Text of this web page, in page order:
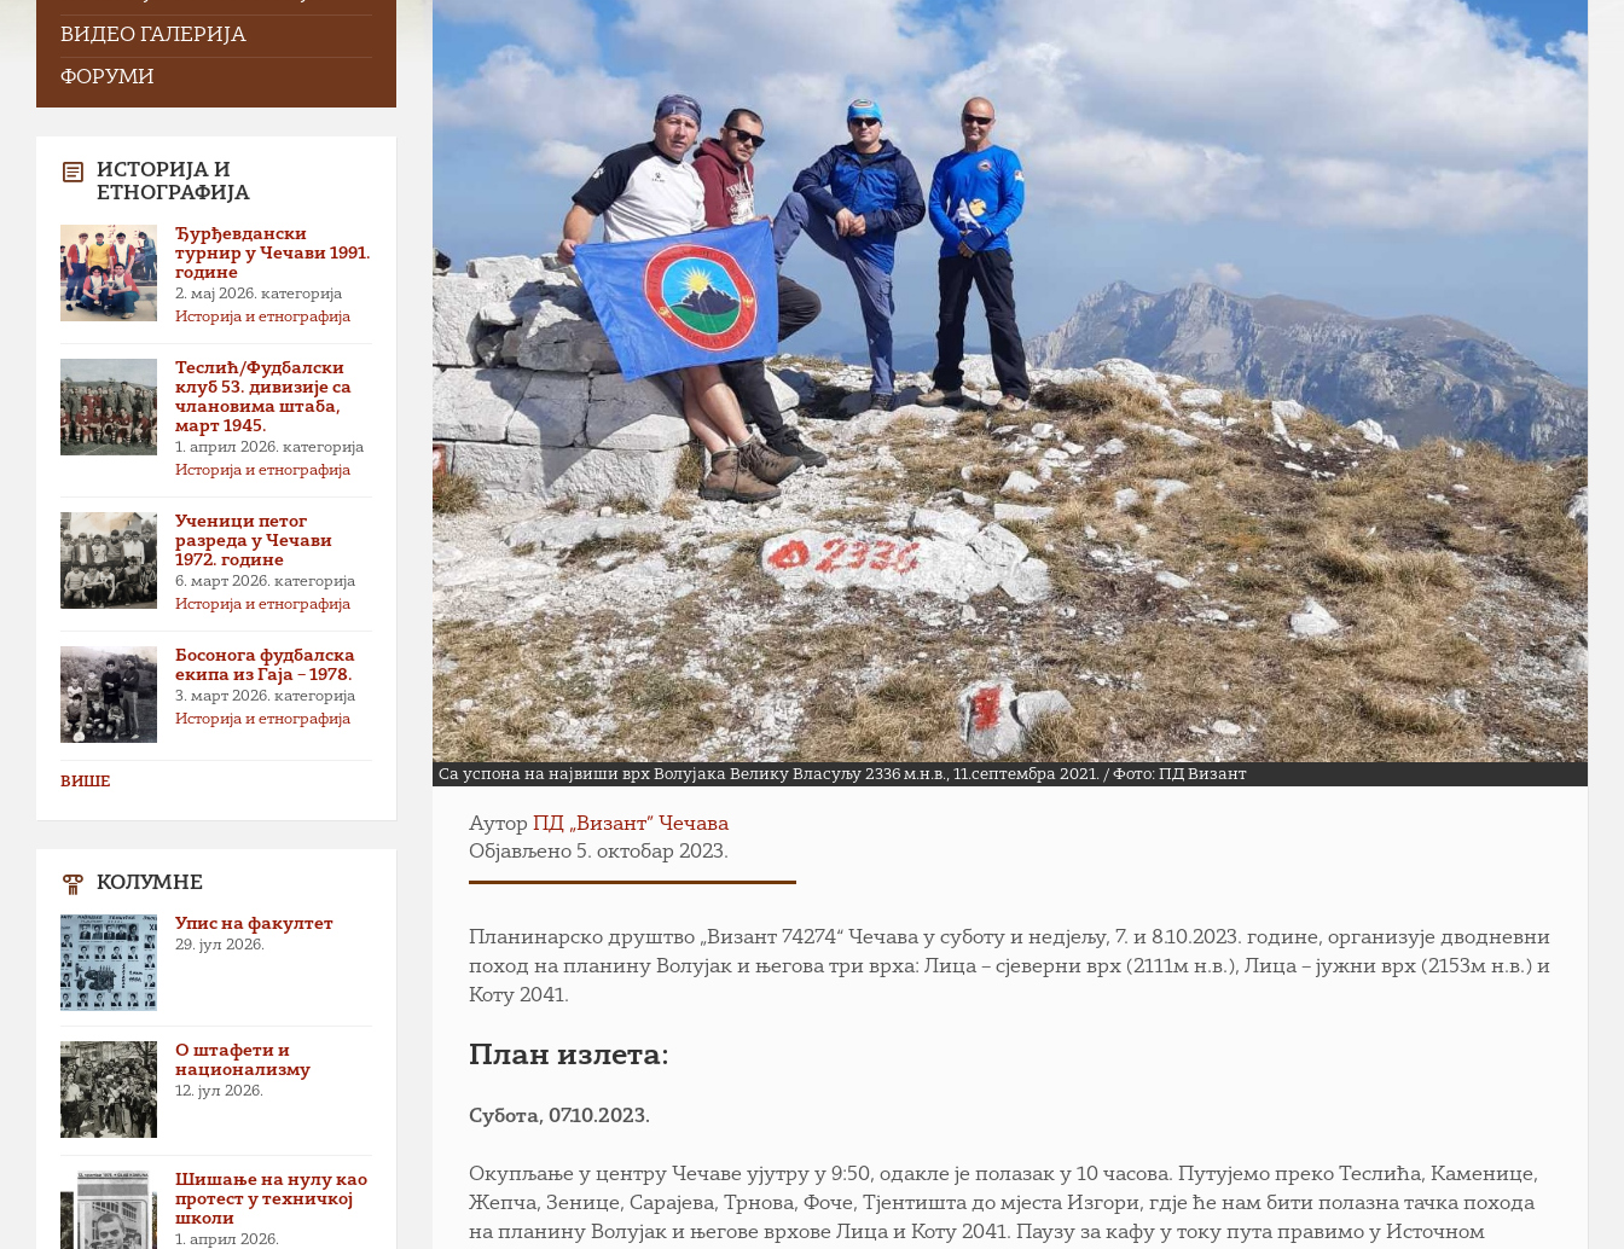
Са успона на највиши врх Волујака Велику Власуљу 2336 м.н.в., 11.септембра 2021. / Фото: ПД Визант
АуторПД „Визант” Чечава
Објављено 5. октобар 2023.
Планинарско друштво „Визант 74274“ Чечава у суботу и недјељу, 7. и 8.10.2023. године, организује дводневни
поход на планину Волујак и његова три врха: Лица – сјеверни врх (2111м н.в.), Лица – јужни врх (2153м н.в.) и
Коту 2041.
План излета:
Субота, 07.10.2023.
Окупљање у центру Чечаве ујутру у 9:50, одакле је полазак у 10 часова. Путујемо преко Теслића, Каменице,
Жепча, Зенице, Сарајева, Трнова, Фоче, Тјентишта до мјеста Изгори, гдје ће нам бити полазна тачка похода
на планину Волујак и његове врхове Лица и Коту 2041. Паузу за кафу у току пута правимо у Источном
ВИДЕО ГАЛЕРИЈА
ФОРУМИ
ИСТОРИЈА И
ЕТНОГРАФИЈА
Ђурђевдански
турнир у Чечави 1991.
године
2. мај 2026. категорија
Историја и етнографија
Теслић/Фудбалски
клуб 53. дивизије са
члановима штаба,
март 1945.
1. април 2026. категорија
Историја и етнографија
Ученици петог
разреда у Чечави
1972. године
6. март 2026. категорија
Историја и етнографија
Босонога фудбалска
екипа из Гаја – 1978.
3. март 2026. категорија
Историја и етнографија
ВИШЕ
КОЛУМНЕ
Упис на факултет
29. јул 2026.
О штафети и
национализму
12. јул 2026.
Шишање на нулу као
протест у техничкој
школи
1. април 2026.